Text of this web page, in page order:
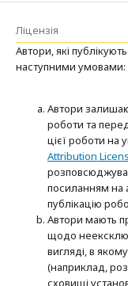
Ліцензія
Автори, які
наступними умовами:
Автори
роботи та
цієї роботи на
Attribution
посиланням на
публікацію
Автори мають
щодо
вигляді, в
(наприклад,
сховищі